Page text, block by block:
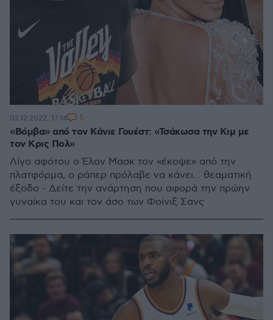
«Βόμβα» από τον Κάνιε Γουέστ: «Τσάκωσα την Κιμ με
τον Κρις Πολ»
Λίγο αφότου ο Έλον Μασκ τον «έκοψε» από την
πλατφόρμα, ο ράπερ πρόλαβε να κάνει... θεαματική
έξοδο - Δείτε την ανάρτηση που αφορά την πρώην
γυναίκα του και τον άσο των Φοίνιξ Σανς
02.12.2022, 17:14 5